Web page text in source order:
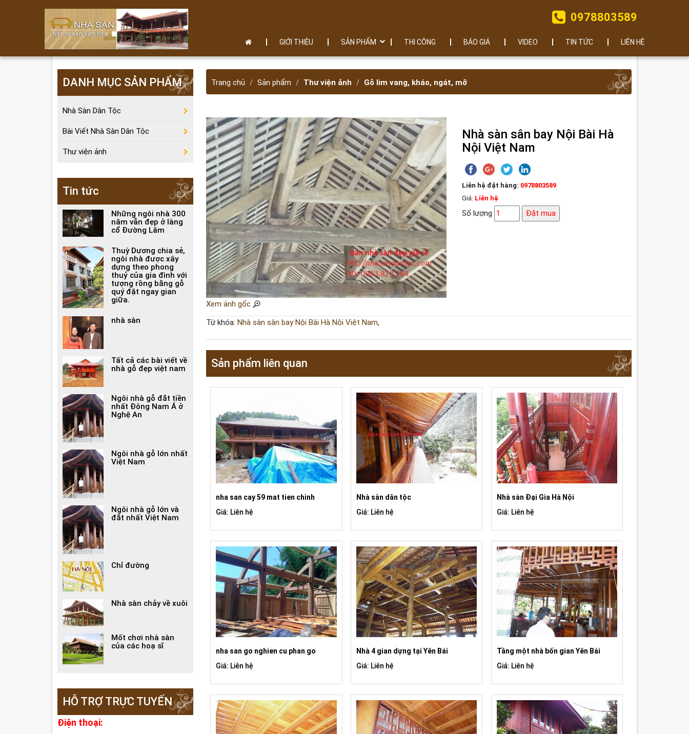
GIỚI THIỆU SẢN PHẨM THI CÔNG BÁO GIÁ VIDEO TIN TỨC LIÊN HỆ
0978803589
Trang chủ Sản phẩm Thư viện ảnh Gỗ lim vang, kháo, ngát, mỡ
Xem ảnh gốc
Nhà sàn sân bay Nội Bài Hà
Nội Việt Nam
Liên hệ đặt hàng: 0978803589
Giá: Liên hệ
Số lượng Đặt mua
Từ khóa: Nhà sàn sân bay Nội Bài Hà Nội Việt Nam,
Sản phẩm liên quan
nha san cay 59 mat tien chinh
Giá: Liên hệ
Nhà sàn dân tộc
Giá: Liên hệ
Nhà sàn Đại Gia Hà Nội
Giá: Liên hệ
nha san go nghien cu phan go
Giá: Liên hệ
Nhà 4 gian dựng tại Yên Bái
Giá: Liên hệ
Tầng một nhà bốn gian Yên Bái
Giá: Liên hệ
DANH MỤC SẢN PHẨM
Nhà Sàn Dân Tộc
Bài Viết Nhà Sàn Dân Tộc
Thư viện ảnh
Tin tức
Những ngôi nhà 300
năm vẫn đẹp ở làng
cổ Đường Lâm
Thuỳ Dương chia sẻ,
ngôi nhà được xây
dựng theo phong
thuỷ của gia đình với
tượng rồng bằng gỗ
quý đặt ngay gian
giữa.
nhà sàn
Tất cả các bài viết về
nhà gỗ đẹp việt nam
Ngôi nhà gỗ đắt tiền
nhất Đông Nam Á ở
Nghệ An
Ngôi nhà gỗ lớn nhất
Việt Nam
Ngôi nhà gỗ lớn và
đắt nhất Việt Nam
Chỉ đường
Nhà sàn chảy về xuôi
Mốt chơi nhà sàn
của các hoạ sĩ
HỖ TRỢ TRỰC TUYẾN
Điện thoại: